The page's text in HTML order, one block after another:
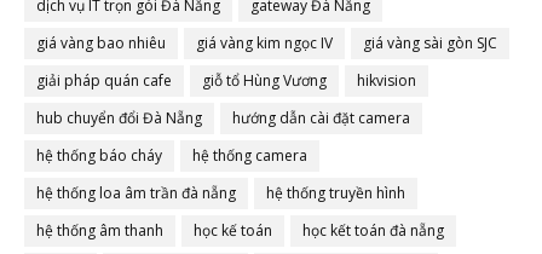
dịch vụ IT trọn gói Đà Nẵng
gateway Đà Nẵng
giá vàng bao nhiêu
giá vàng kim ngọc IV
giá vàng sài gòn SJC
giải pháp quán cafe
giỗ tổ Hùng Vương
hikvision
hub chuyển đổi Đà Nẵng
hướng dẫn cài đặt camera
hệ thống báo cháy
hệ thống camera
hệ thống loa âm trần đà nẵng
hệ thống truyền hình
hệ thống âm thanh
học kế toán
học kết toán đà nẵng